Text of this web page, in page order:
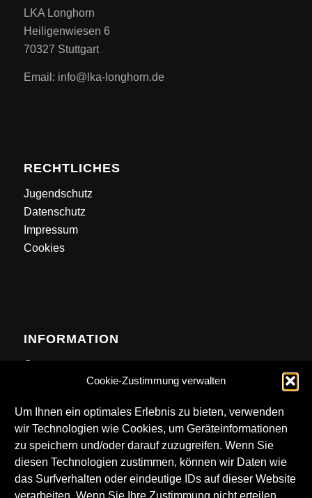
Cookie-Zustimmung verwalten
Um Ihnen ein optimales Erlebnis zu bieten, verwenden
wir Technologien wie Cookies, um Geräteinformationen
zu speichern und/oder darauf zuzugreifen. Wenn Sie
diesen Technologien zustimmen, können wir Daten wie
das Surfverhalten oder eindeutige IDs auf dieser Website
verarbeiten. Wenn Sie Ihre Zustimmung nicht erteilen
LKA Longhorn
Heiligenwiesen 6
70327 Stuttgart
Email: info@lka-longhorn.de
RECHTLICHES
Jugendschutz
Datenschutz
Impressum
Cookies
INFORMATION
Contact
DOWNLOADS